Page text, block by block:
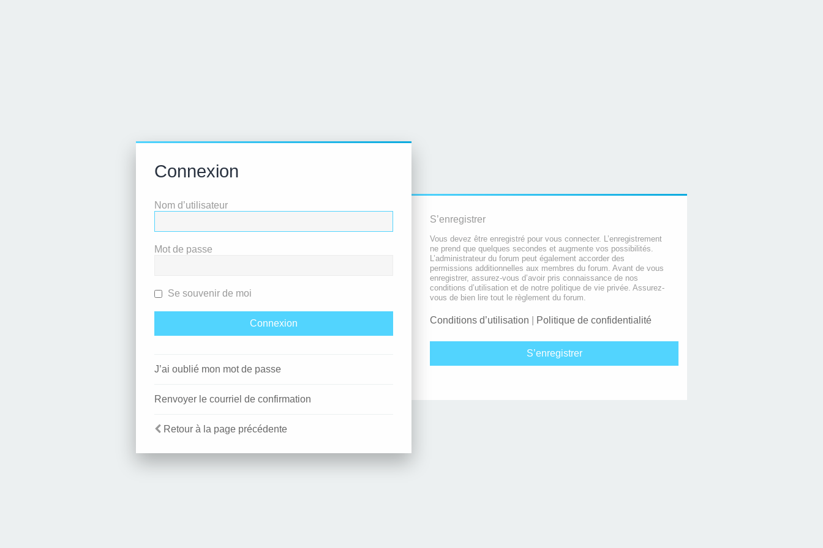
Connexion
Nom d’utilisateur
Mot de passe
Se souvenir de moi
J’ai oublié mon mot de passe
Renvoyer le courriel de confirmation
Retour à la page précédente
S’enregistrer
Vous devez être enregistré pour vous connecter. L’enregistrement
ne prend que quelques secondes et augmente vos possibilités.
L’administrateur du forum peut également accorder des
permissions additionnelles aux membres du forum. Avant de vous
enregistrer, assurez-vous d’avoir pris connaissance de nos
conditions d’utilisation et de notre politique de vie privée. Assurez-
vous de bien lire tout le règlement du forum.
Conditions d’utilisation Politique de confidentialité
S’enregistrer